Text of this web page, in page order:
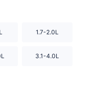
1.7-2.0L
3.1-4.0L